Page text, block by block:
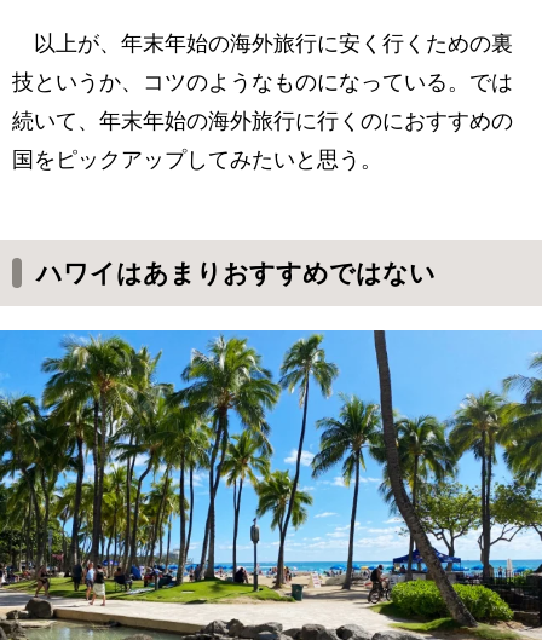
以上が、年末年始の海外旅行に安く行くための裏
技というか、コツのようなものになっている。では
続いて、年末年始の海外旅行に行くのにおすすめの
国をピックアップしてみたいと思う。
ハワイはあまりおすすめではない